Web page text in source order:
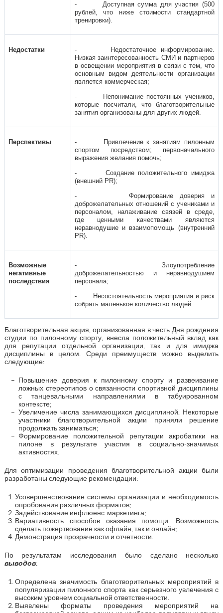
- Доступная сумма для участия (500
рублей, что ниже стоимости стандартной
тренировки).
Недостатки
- Недостаточное информирование.
Низкая заинтересованность СМИ и партнеров
в освещении мероприятия в связи с тем, что
основным видом деятельности организации
является коммерческая;
- Непонимание постоянных учеников,
которые посчитали, что благотворительные
занятия организованы для других людей.
Перспективы
- Привлечение к занятиям пилонным
спортом посредством; первоначального
выражения желания помочь;
- Создание положительного имиджа
(внешний PR);
- Формирование доверия и
доброжелательных отношений с учениками и
персоналом, налаживание связей в среде,
где ценными качествами являются
неравнодушие и взаимопомощь (внутренний
PR).
Возможные
негативные
последствия
- Злоупотребление
доброжелательностью и неравнодушием
персонала;
- Несостоятельность мероприятия и риск
собрать маленькое количество людей.
Благотворительная акция, организованная в честь Дня рождения
студии по пилонному спорту, внесла положительный вклад как
для репутации отдельной организации, так и для имиджа
дисциплины в целом. Среди преимуществ можно выделить
следующие:
Повышение доверия к пилонному спорту и развеивание
ложных стереотипов о связанности спортивной дисциплины
с танцевальными направлениями в табуированном
контексте;
Увеличение числа занимающихся дисциплиной. Некоторые
участники благотворительной акции приняли решение
продолжать заниматься;
Формирование положительной репутации акробатики на
пилоне в результате участия в социально-значимых
активностях.
Для оптимизации проведения благотворительной акции были
разработаны следующие рекомендации:
Усовершенствование системы организации и необходимость
опробования различных форматов;
Задействование инфлюенс-маркетинга;
Вариативность способов оказания помощи. Возможность
сделать пожертвование как офлайн, так и онлайн;
Демонстрация прозрачности и отчетности.
По результатам исследования было сделано несколько
выводов:
Определена значимость благотворительных мероприятий в
популяризации пилонного спорта как серьезного увлечения с
высоким уровнем социальной ответственности.
Выявлены форматы проведения мероприятий на